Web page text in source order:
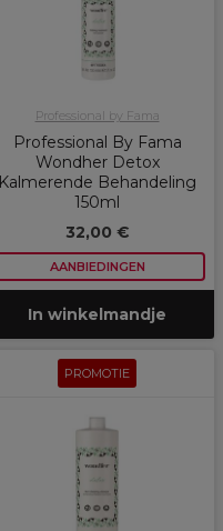
Professional by Fama
Professional By Fama
Wondher Detox
Kalmerende Behandeling
150ml
32,00 €
AANBIEDINGEN
In winkelmandje
PROMOTIE